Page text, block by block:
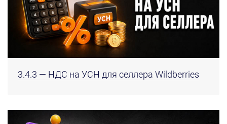
3.4.3 — НДС на УСН для селлера Wildberries